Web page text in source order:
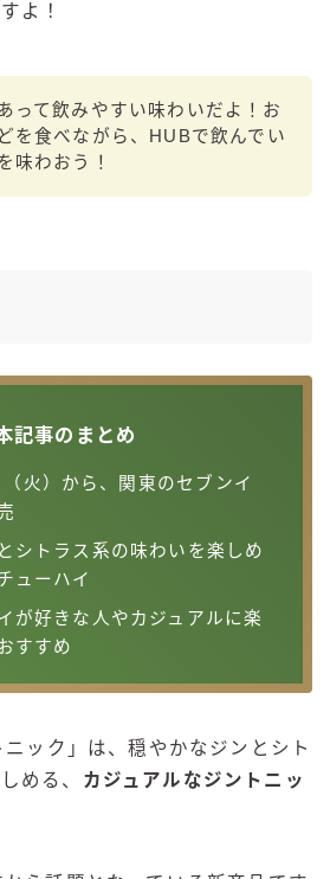
よ！
って飲みやすい味わいだよ！お
を食べながら、HUBで飲んでい
味わおう！
記事のまとめ
火）から、関東のセブンイ
シトラス系の味わいを楽しめ
ューハイ
が好きな人やカジュアルに楽
すすめ
ニック」は、穏やかなジンとシト
める、 カジュアルなジントニッ